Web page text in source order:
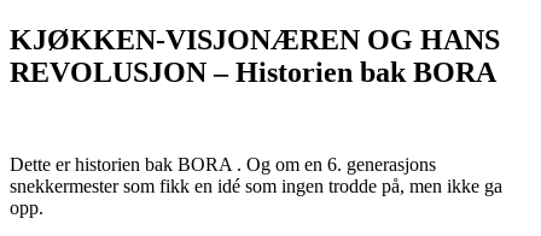
KJØKKEN-VISJONÆREN OG HANS
REVOLUSJON – Historien bak BORA
Dette er historien bak BORA . Og om en 6. generasjons
snekkermester som fikk en idé som ingen trodde på, men ikke ga
opp.